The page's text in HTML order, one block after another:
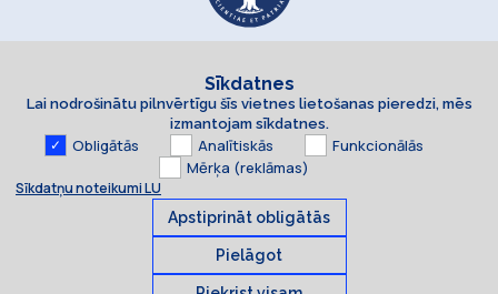
Sīkdatnes
Lai nodrošinātu pilnvērtīgu šīs vietnes lietošanas pieredzi, mēs
izmantojam sīkdatnes.
Obligātās Analītiskās
Funkcionālās
Mērķa (reklāmas)
Sīkdatņu noteikumi LU
Apstiprināt obligātās
Pielāgot